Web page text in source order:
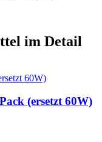
im Detail
(ersetzt 60W)